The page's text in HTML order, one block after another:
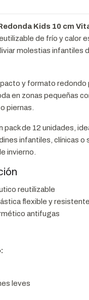
Kids 10 cm
de frío y calor
molestias infantiles
y formato redondo
en zonas pequeñas
piernas.
pack de 12 unidades,
infantiles, clínicas o
invierno.
reutilizable
flexible y resistente
antifugas
leves